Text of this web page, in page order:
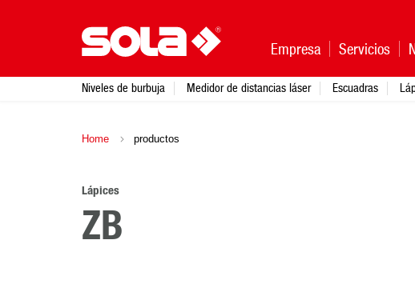
Home productos
Lápices
ZB
Empresa Servicios
Niveles de burbuja Medidor de distancias láser Escuadras